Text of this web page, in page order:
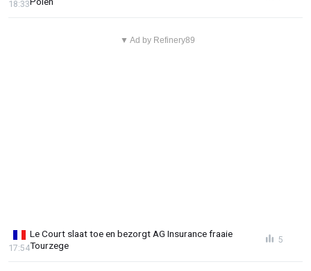
18:33
▼ Ad by Refinery89
Le Court slaat toe en bezorgt AG Insurance fraaie
Tourzege
17:54
5